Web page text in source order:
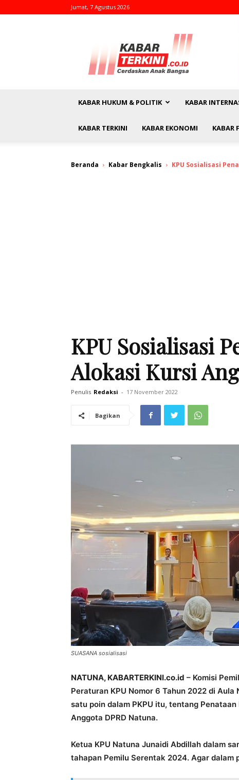
Jumat, 7 Agustus 2026
kabarterkini.co.id
KABAR HUKUM & POLITIK KABAR
KABAR TERKINI KABAR EKONOMI KABAR
Beranda Kabar Bengkalis KPU Sosialisasi
KPU Sosialisasi
Alokasi Kursi
Penulis Redaksi - 17 November 2022
Bagikan
SUASANA sosialisasi
NATUNA, KABARTERKINI.co.id – Komisi
Peraturan KPU Nomor 6 Tahun 2022 di
satu poin dalam PKPU itu, tentang
Anggota DPRD Natuna.
Ketua KPU Natuna Junaidi Abdillah dalam
tahapan Pemilu Serentak 2024. Agar dalam